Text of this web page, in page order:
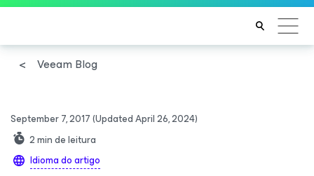
Veeam Blog
September 7, 2017(Updated April 26, 2024)
2min de leitura
Idioma do artigo